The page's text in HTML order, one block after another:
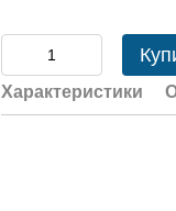
Характеристики